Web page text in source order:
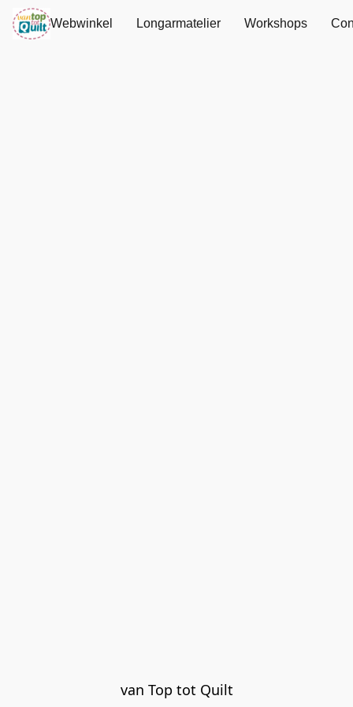
Webwinkel Longarmatelier Workshops
van Top tot Quilt